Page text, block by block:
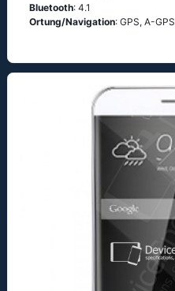
Bluetooth: 4.1
Ortung/Navigation: GРS, А-GРS